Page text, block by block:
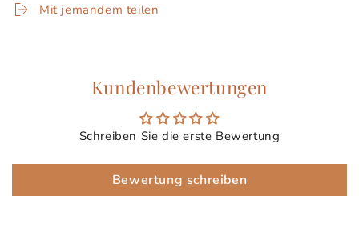
Mit jemandem teilen
Kundenbewertungen
Schreiben Sie die erste Bewertung
Bewertung schreiben